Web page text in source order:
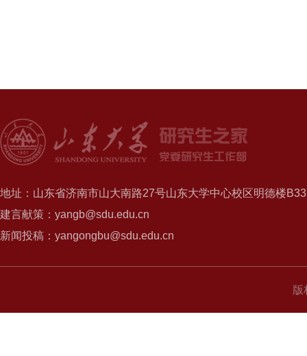
地址：山东省济南市山大南路27号山东大学中心校区明德楼
建言献策：yangb@sdu.edu.cn
新闻投稿：yangongbu@sdu.edu.cn
版